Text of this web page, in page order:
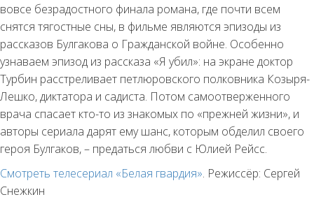
вовсе безрадостного финала романа, где почти всем
снятся тягостные сны, в фильме являются эпизоды из
рассказов Булгакова о Гражданской войне. Особенно
узнаваем эпизод из рассказа «Я убил»: на экране доктор
Турбин расстреливает петлюровского полковника Козыря-
Лешко, диктатора и садиста. Потом самоотверженного
врача спасает кто-то из знакомых по «прежней жизни», и
авторы сериала дарят ему шанс, которым обделил своего
героя Булгаков, – предаться любви с Юлией Рейсс.
Смотреть телесериал «Белая гвардия». Режиссёр: Сергей
Снежкин